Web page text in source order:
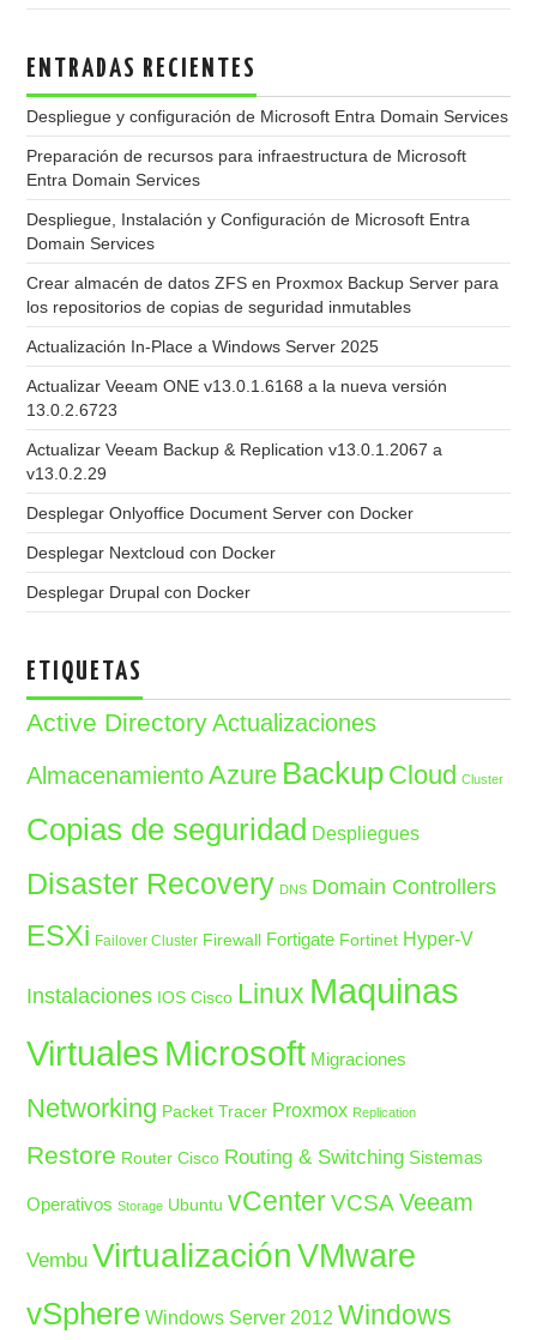
ENTRADAS RECIENTES
Despliegue y configuración de Microsoft Entra Domain Services
Preparación de recursos para infraestructura de Microsoft
Entra Domain Services
Despliegue, Instalación y Configuración de Microsoft Entra
Domain Services
Crear almacén de datos ZFS en Proxmox Backup Server para
los repositorios de copias de seguridad inmutables
Actualización In-Place a Windows Server 2025
Actualizar Veeam ONE v13.0.1.6168 a la nueva versión
13.0.2.6723
Actualizar Veeam Backup & Replication v13.0.1.2067 a
v13.0.2.29
Desplegar Onlyoffice Document Server con Docker
Desplegar Nextcloud con Docker
Desplegar Drupal con Docker
ETIQUETAS
Active Directory Actualizaciones
Almacenamiento Azure Backup Cloud Cluster
Copias de seguridad Despliegues
Disaster Recovery DNS Domain Controllers
ESXi Failover Cluster Firewall Fortigate Fortinet Hyper-V
Instalaciones IOS Cisco Linux Maquinas
Virtuales Microsoft Migraciones
Networking Packet Tracer Proxmox Replication
Restore Router Cisco Routing & Switching Sistemas
Operativos Storage Ubuntu vCenter VCSA Veeam
Vembu Virtualización VMware
vSphere Windows Server 2012 Windows